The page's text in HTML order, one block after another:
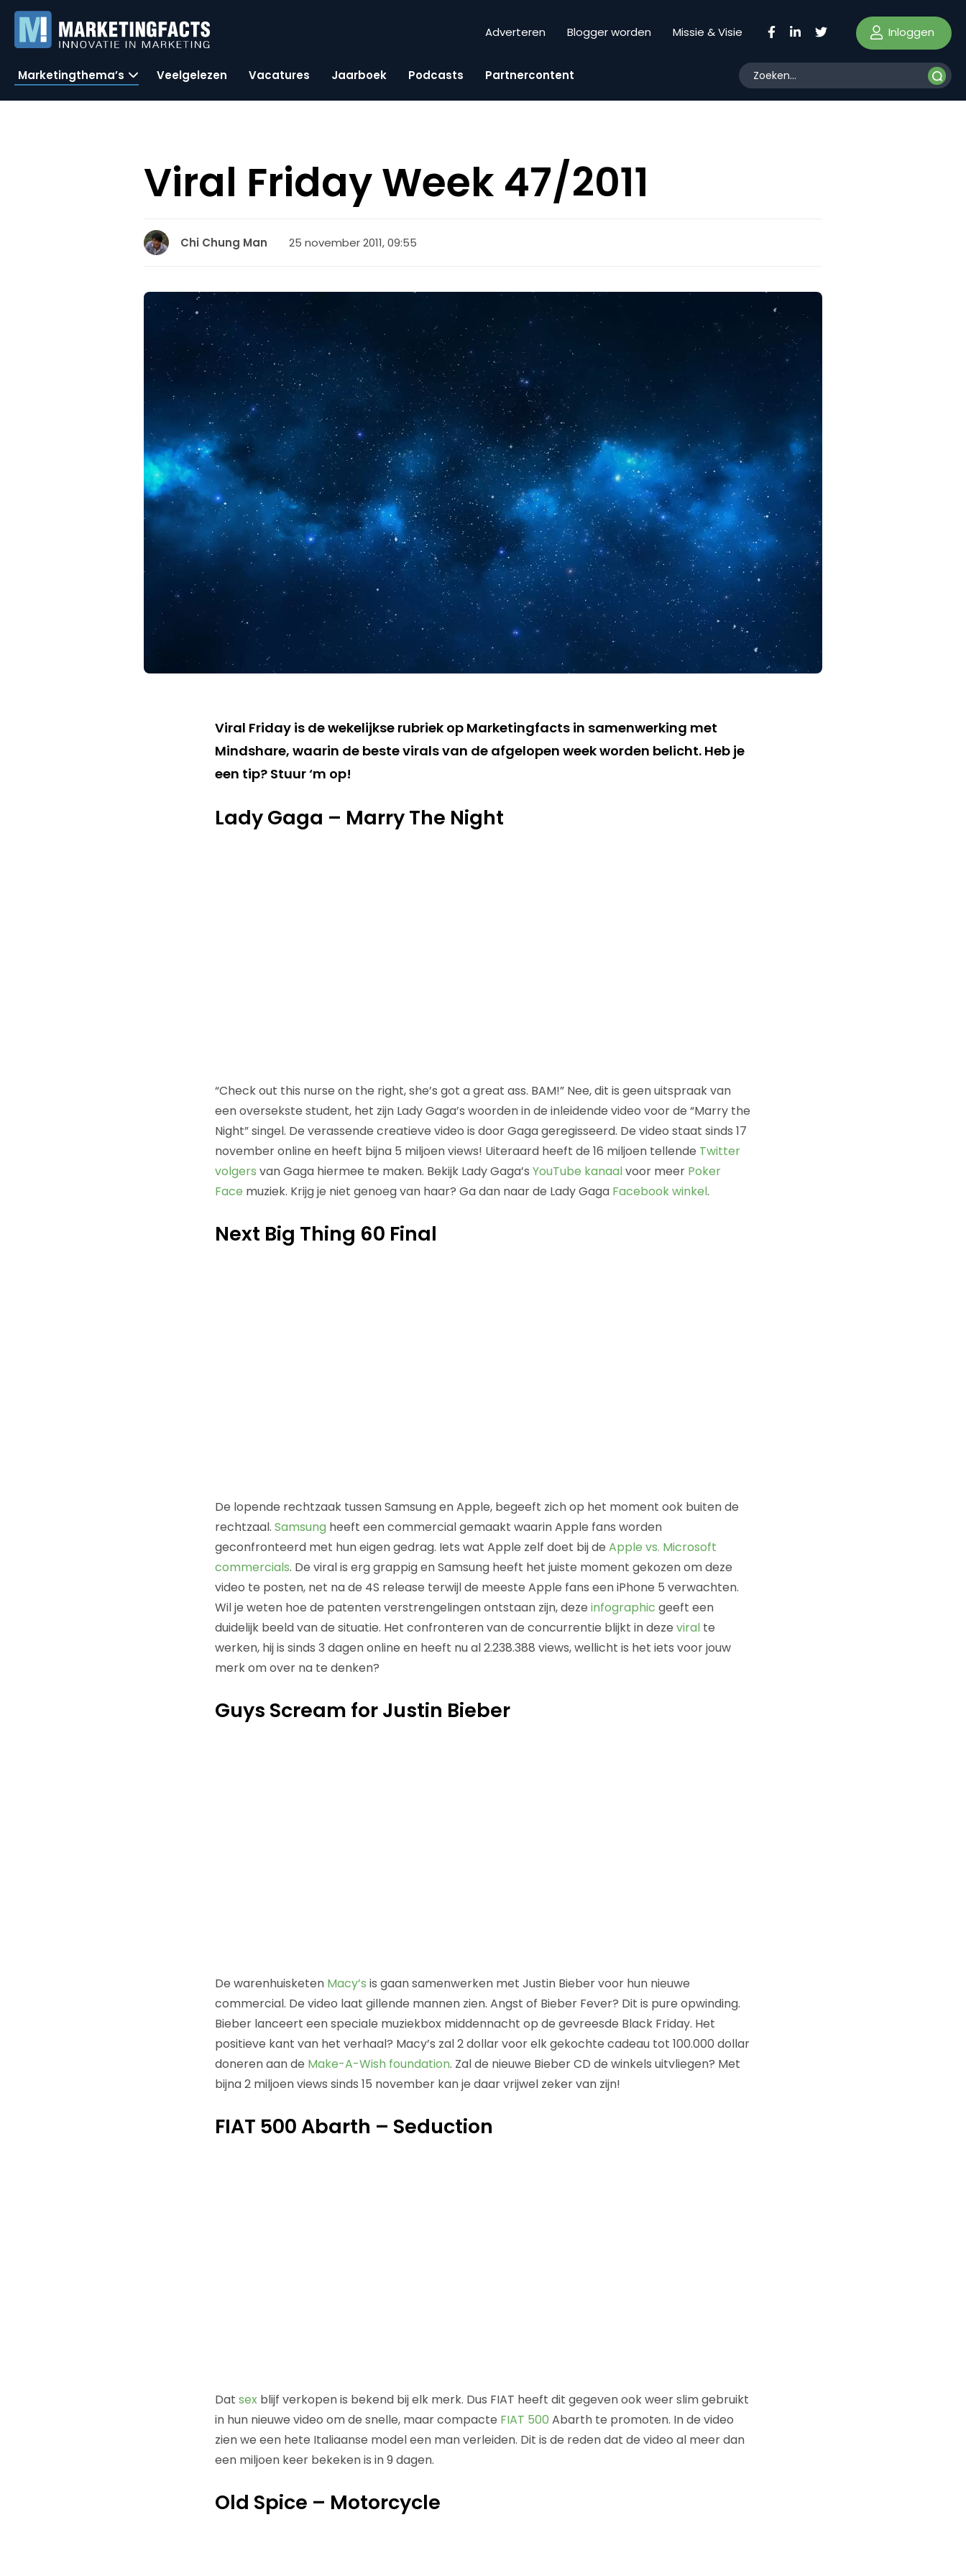
Adverteren Blogger worden Missie & Visie Inloggen
Marketingthema’s Veelgelezen Vacatures Jaarboek Podcasts Partnercontent
Viral Friday Week 47/2011
Chi Chung Man 25 november 2011, 09:55
Viral Friday is de wekelijkse rubriek op Marketingfacts in samenwerking met
Mindshare, waarin de beste virals van de afgelopen week worden belicht. Heb je
een tip? Stuur ‘m op!
Lady Gaga – Marry The Night
“Check out this nurse on the right, she’s got a great ass. BAM!” Nee, dit is geen uitspraak van
een oversekste student, het zijn Lady Gaga’s woorden in de inleidende video voor de “Marry the
Night” singel. De verassende creatieve video is door Gaga geregisseerd. De video staat sinds 17
november online en heeft bijna 5 miljoen views! Uiteraard heeft de 16 miljoen tellende Twitter
volgers van Gaga hiermee te maken. Bekijk Lady Gaga’s YouTube kanaalvoor meer Poker
Face muziek. Krijg je niet genoeg van haar? Ga dan naar de Lady Gaga Facebook winkel.
Next Big Thing 60 Final
De lopende rechtzaak tussen Samsung en Apple, begeeft zich op het moment ook buiten de
rechtzaal. Samsung heeft een commercial gemaakt waarin Apple fans worden
geconfronteerd met hun eigen gedrag. Iets wat Apple zelf doet bij de Apple vs. Microsoft
commercials. De viral is erg grappig en Samsung heeft het juiste moment gekozen om deze
video te posten, net na de 4S release terwijl de meeste Apple fans een iPhone 5 verwachten.
Wil je weten hoe de patenten verstrengelingen ontstaan zijn, deze infographic geeft een
duidelijk beeld van de situatie. Het confronteren van de concurrentie blijkt in deze viral te
werken, hij is sinds 3 dagen online en heeft nu al 2.238.388 views, wellicht is het iets voor jouw
merk om over na te denken?
Guys Scream for Justin Bieber
De warenhuisketen Macy’s is gaan samenwerken met Justin Bieber voor hun nieuwe
commercial. De video laat gillende mannen zien. Angst of Bieber Fever? Dit is pure opwinding.
Bieber lanceert een speciale muziekbox middennacht op de gevreesde Black Friday. Het
positieve kant van het verhaal? Macy’s zal 2 dollar voor elk gekochte cadeau tot 100.000 dollar
doneren aan de Make-A-Wish foundation. Zal de nieuwe Bieber CD de winkels uitvliegen? Met
bijna 2 miljoen views sinds 15 november kan je daar vrijwel zeker van zijn!
FIAT 500 Abarth – Seduction
Dat sex blijf verkopen is bekend bij elk merk. Dus FIAT heeft dit gegeven ook weer slim gebruikt
in hun nieuwe video om de snelle, maar compacte FIAT 500 Abarth te promoten. In de video
zien we een hete Italiaanse model een man verleiden. Dit is de reden dat de video al meer dan
een miljoen keer bekeken is in 9 dagen.
Old Spice – Motorcycle